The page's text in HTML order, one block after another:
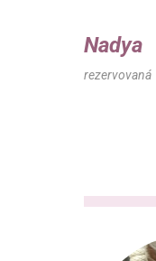
Nadya
rezervovaná